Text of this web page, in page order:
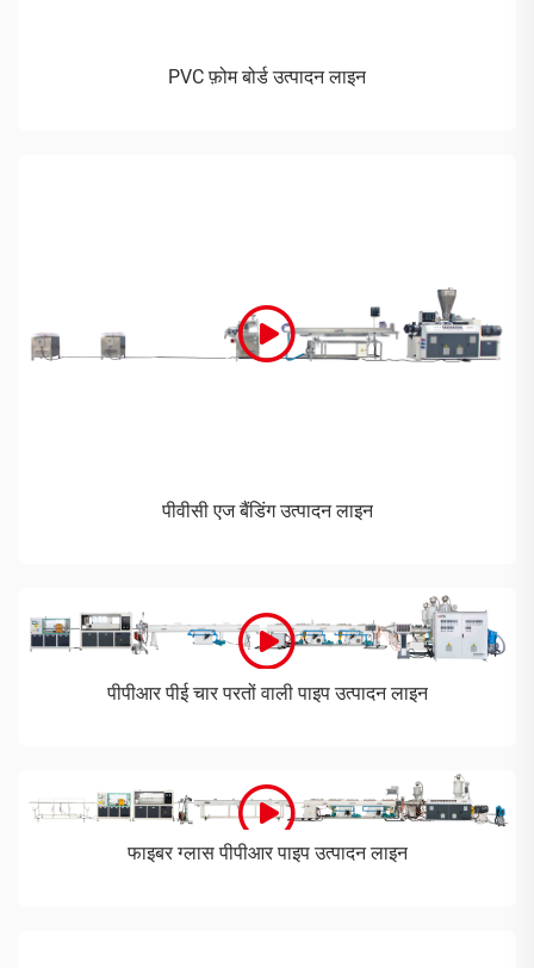
PVC फ़ोम बोर्ड उत्पादन लाइन
पीवीसी एज बैंडिंग उत्पादन लाइन
पीपीआर पीई चार परतों वाली पाइप उत्पादन लाइन
फाइबर ग्लास पीपीआर पाइप उत्पादन लाइन